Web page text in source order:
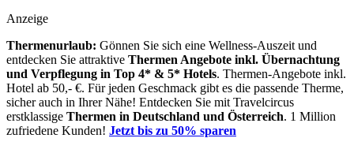
Anzeige
Thermenurlaub: Gönnen Sie sich eine Wellness-Auszeit und
entdecken Sie attraktive Thermen Angebote inkl. Übernachtung
und Verpflegung in Top 4* & 5* Hotels. Thermen-Angebote inkl.
Hotel ab 50,- €. Für jeden Geschmack gibt es die passende Therme,
sicher auch in Ihrer Nähe! Entdecken Sie mit Travelcircus
erstklassige Thermen in Deutschland und Österreich. 1 Million
zufriedene Kunden! Jetzt bis zu 50% sparen